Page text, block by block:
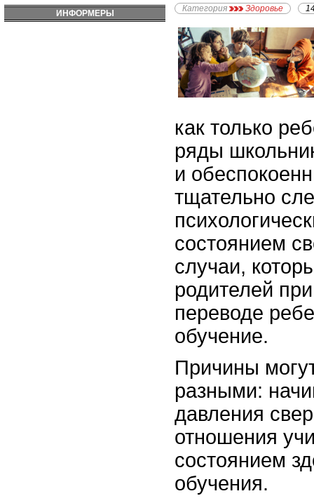
ИНФОРМЕРЫ Категория Здоровье
как только
ряды
и
тщательно
состоянием
случаи,
родителей
переводе
обучение.
Причины
разными:
давления
отношения
состоянием
обучения.